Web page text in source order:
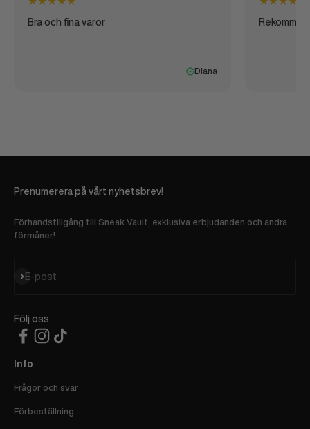
Bra och fina varor
Diana
Prenumerera på vårt nyhetsbrev!
Förhandstillgång till Sneak Vault, exklusiva erbjudanden och andra
förmåner!
E-post
Prenumerera
Följ oss
Info
Frågor och svar
Förbeställning